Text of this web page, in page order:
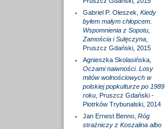
Gabriel P. Oleszek, Kiedy
byłem małym chłopcem.
Wspomnienia z Sopotu,
Zamościa i Sulęczyna,
Pruszcz Gdański, 2015
Agnieszka Skolasińska,
Oczami naiwności. Losy
mitów wolnościowych w
polskiej popkulturze po 1989
roku, Pruszcz Gdański -
Piotrków Trybunalski, 2014
Jan Ernest Benno, Róg
strażniczy z Koszalina albo